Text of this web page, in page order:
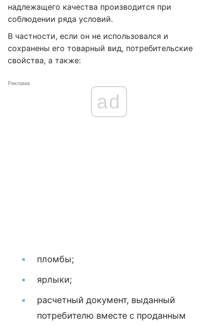
надлежащего качества производится при
соблюдении ряда условий.
В частности, если он не использовался и
сохранены его товарный вид, потребительские
свойства, а также:
Реклама
ad
пломбы;
ярлыки;
расчетный документ, выданный
потребителю вместе с проданным